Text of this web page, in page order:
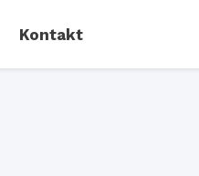
Kontakt